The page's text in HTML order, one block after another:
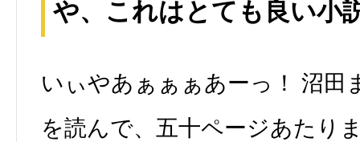
や、これはとても良い小
いぃやあぁぁぁあーっ！ 沼田
を読んで、五十ページあたり